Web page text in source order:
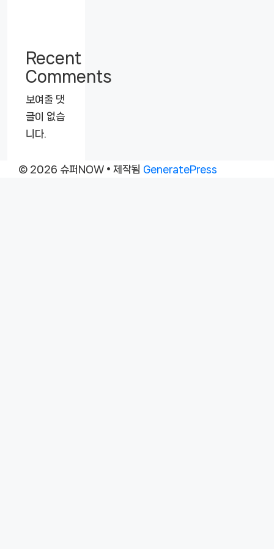
Recent
Comments
보여줄 댓
글이 없습
니다.
© 2026 슈퍼NOW • 제작됨 GeneratePress